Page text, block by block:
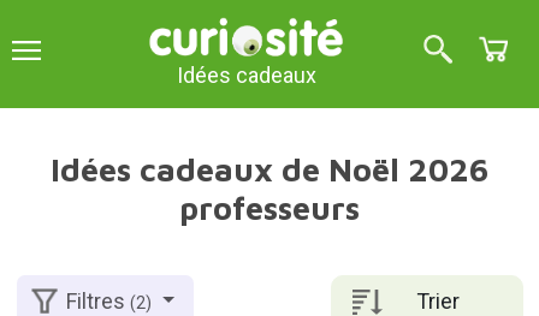
Idées cadeaux
Idées cadeaux de Noël 2026
professeurs
Trier
Filtres(2)